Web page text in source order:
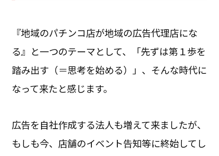
『地域のパチンコ店が地域の広告代理店にな
る』と一つのテーマとして、「先ずは第１歩を
踏み出す（＝思考を始める）」、そんな時代に
なって来たと感じます。
広告を自社作成する法人も増えて来ましたが、
もしも今、店舗のイベント告知等に終始してし